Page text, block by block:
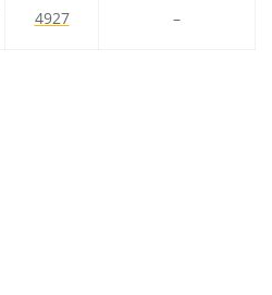
4927 –